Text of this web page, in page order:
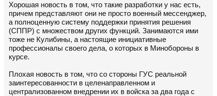
Хорошая новость в том, что такие разработки у нас есть,
причем представляют они не просто военный мессенджер,
а полноценную систему поддержки принятия решения
(СППР) с множеством других функций. Занимаются ими
тоже не Кулибины, а настоящие инициативные
профессионалы своего дела, о которых в Минобороны в
курсе.
Плохая новость в том, что со стороны ГУС реальной
заинтересованности в целенаправленном и
централизованном внедрении их в войска за два года с